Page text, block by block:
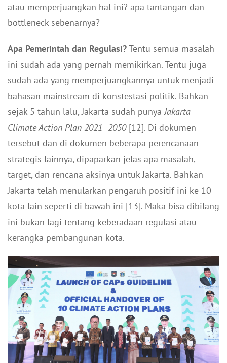
atau memperjuangkan hal ini? apa tantangan dan
bottleneck sebenarnya?
Apa Pemerintah dan Regulasi?Tentu semua masalah
ini sudah ada yang pernah memikirkan. Tentu juga
sudah ada yang memperjuangkannya untuk menjadi
bahasan mainstream di konstestasi politik. Bahkan
sejak 5 tahun lalu, Jakarta sudah punyaJakarta
Climate Action Plan 2021–2050[12]. Di dokumen
tersebut dan di dokumen beberapa perencanaan
strategis lainnya, dipaparkan jelas apa masalah,
target, dan rencana aksinya untuk Jakarta. Bahkan
Jakarta telah menularkan pengaruh positif ini ke 10
kota lain seperti di bawah ini [13]. Maka bisa dibilang
ini bukan lagi tentang keberadaan regulasi atau
kerangka pembangunan kota.